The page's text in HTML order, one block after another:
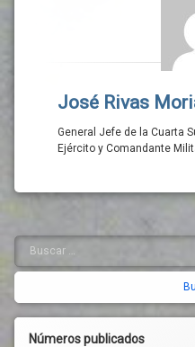
José Rivas
General Jefe de la Cuarta
Ejército y Comandante
Barra
lateral
derecha
Buscar:
Números publicados